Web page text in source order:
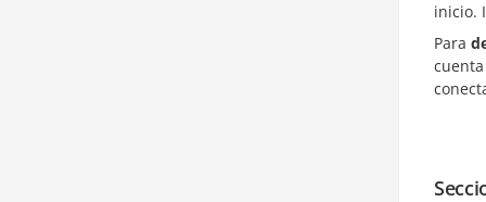
inicio.
Para